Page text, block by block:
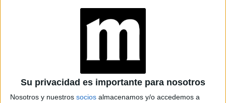
Su privacidad es importante para nosotros
Nosotros y nuestros socios almacenamos y/o accedemos a
LATINAS”
CINCO MUJERES
TRANSFORMAN LA
MODA DE LA